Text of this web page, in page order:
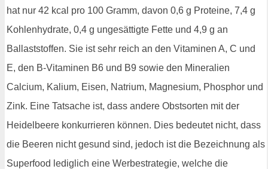
hat nur 42 kcal pro 100 Gramm, davon 0,6 g Proteine, 7,4 g
Kohlenhydrate, 0,4 g ungesättigte Fette und 4,9 g an
Ballaststoffen. Sie ist sehr reich an den Vitaminen A, C und
E, den B-Vitaminen B6 und B9 sowie den Mineralien
Calcium, Kalium, Eisen, Natrium, Magnesium, Phosphor und
Zink. Eine Tatsache ist, dass andere Obstsorten mit der
Heidelbeere konkurrieren können. Dies bedeutet nicht, dass
die Beeren nicht gesund sind, jedoch ist die Bezeichnung als
Superfood lediglich eine Werbestrategie, welche die